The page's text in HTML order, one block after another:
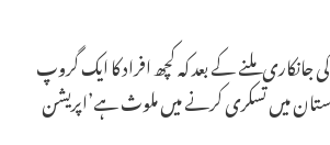
ملنے کے بعد کہ کچھ افراد کا ایک گروپ
میں تسکری کرنے میں ملوث ہے’اپریشن